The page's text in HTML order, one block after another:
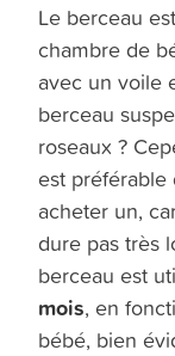
Le berceau
chambre de
avec un voile
berceau
roseaux ?
est préférable
acheter un,
dure pas très
berceau est
mois, en
bébé, bien